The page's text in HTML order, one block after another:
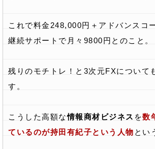
これで料金248,000円＋アドバンスコ
継続サポートで月々9800円とのこと。
残りのモチトレ！と3次元FXについて
す。
こうした高額な情報商材ビジネス を数
ているのが持田有紀子という人物 とい